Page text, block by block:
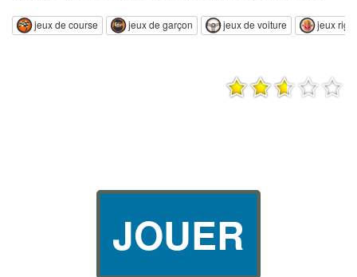
jeux de course jeux de garçon jeux de voiture jeux
JOUER